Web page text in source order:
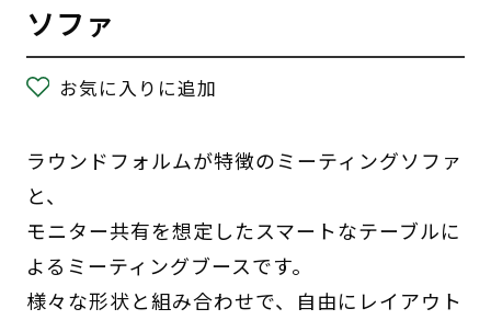
ソファ
お気に入りに追加
ラウンドフォルムが特徴のミーティングソファ
と、
モニター共有を想定したスマートなテーブルに
よるミーティングブースです。
様々な形状と組み合わせで、自由にレイアウト